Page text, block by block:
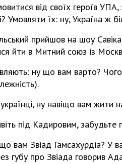
від своїх героїв
Умовляти їх: ну, Україна
прийшов на шоу
йти в Митний союз із
ну що вам варто?
ну навіщо вам жити на
під Кадировим,
вам Звіад Гамсахурдіа? У
губу про Звіада говорив